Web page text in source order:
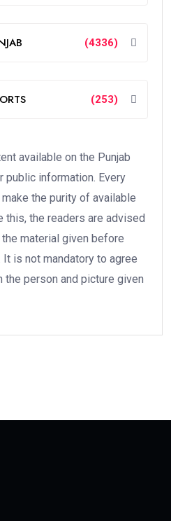
(4336)
(253)
available on the Punjab
public information. Every
the purity of available
this, the readers are advised
material given before
is not mandatory to agree
the person and picture given